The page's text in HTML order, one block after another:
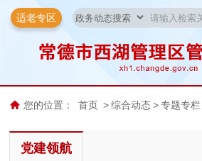
适老专区
您的位置： 首页 > 综合动态 > 专题专栏
党建领航